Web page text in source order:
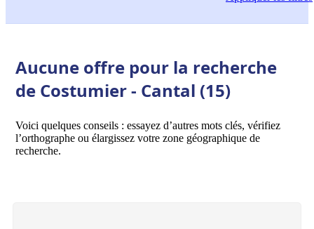
Aucune offre pour la recherche
de Costumier - Cantal (15)
Voici quelques conseils : essayez d’autres mots clés, vérifiez
l’orthographe ou élargissez votre zone géographique de
recherche.